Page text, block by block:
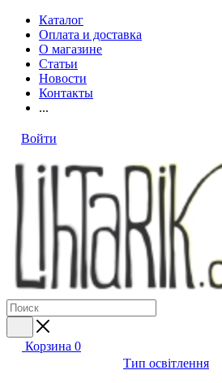
Каталог
Оплата и доставка
О магазине
Статьи
Новости
Контакты
...
Войти
Корзина 0
Тип освітлення